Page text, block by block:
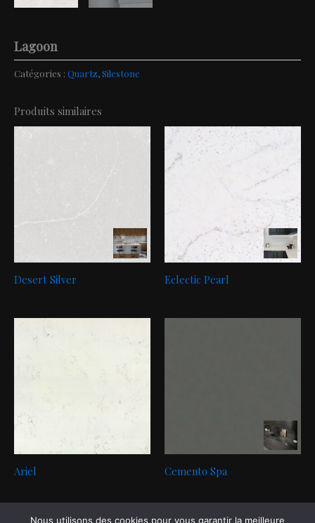
Lagoon
Catégories : Quartz,Silestone
Produits similaires
Desert Silver Eclectic Pearl
Ariel Cemento Spa
Nous utilisons des cookies pour vous garantir la meilleure